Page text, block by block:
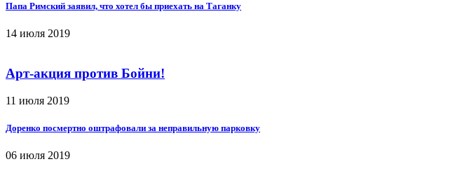
Папа Римский заявил, что хотел бы приехать на Таганку
14 июля 2019
Арт-акция против Бойни!
11 июля 2019
Доренко посмертно оштрафовали за неправильную парковку
06 июля 2019